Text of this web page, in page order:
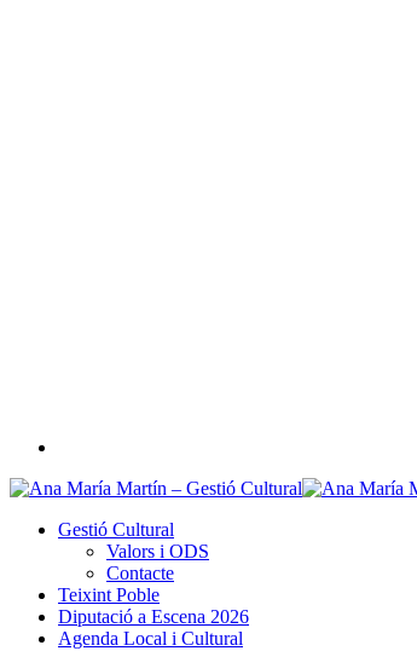
Gestió Cultural
Valors i ODS
Contacte
Teixint Poble
Diputació a Escena 2026
Agenda Local i Cultural